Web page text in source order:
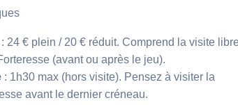
24 € plein / 20 € réduit. Comprend la visite
(avant ou après le jeu).
: 1h30 max (hors visite). Pensez à visiter la
avant le dernier créneau.